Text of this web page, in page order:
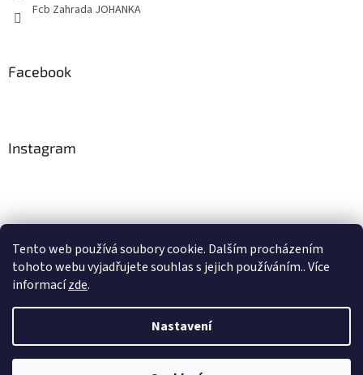
Tento web používá soubory cookie. Dalším procházením
tohoto webu vyjadřujete souhlas s jejich používáním.. Více
informacízde.
Nastavení
Fcb Zahrada JOHANKA
Facebook
Instagram
Sledovat na Instagramu
Vytvořil Shoptet